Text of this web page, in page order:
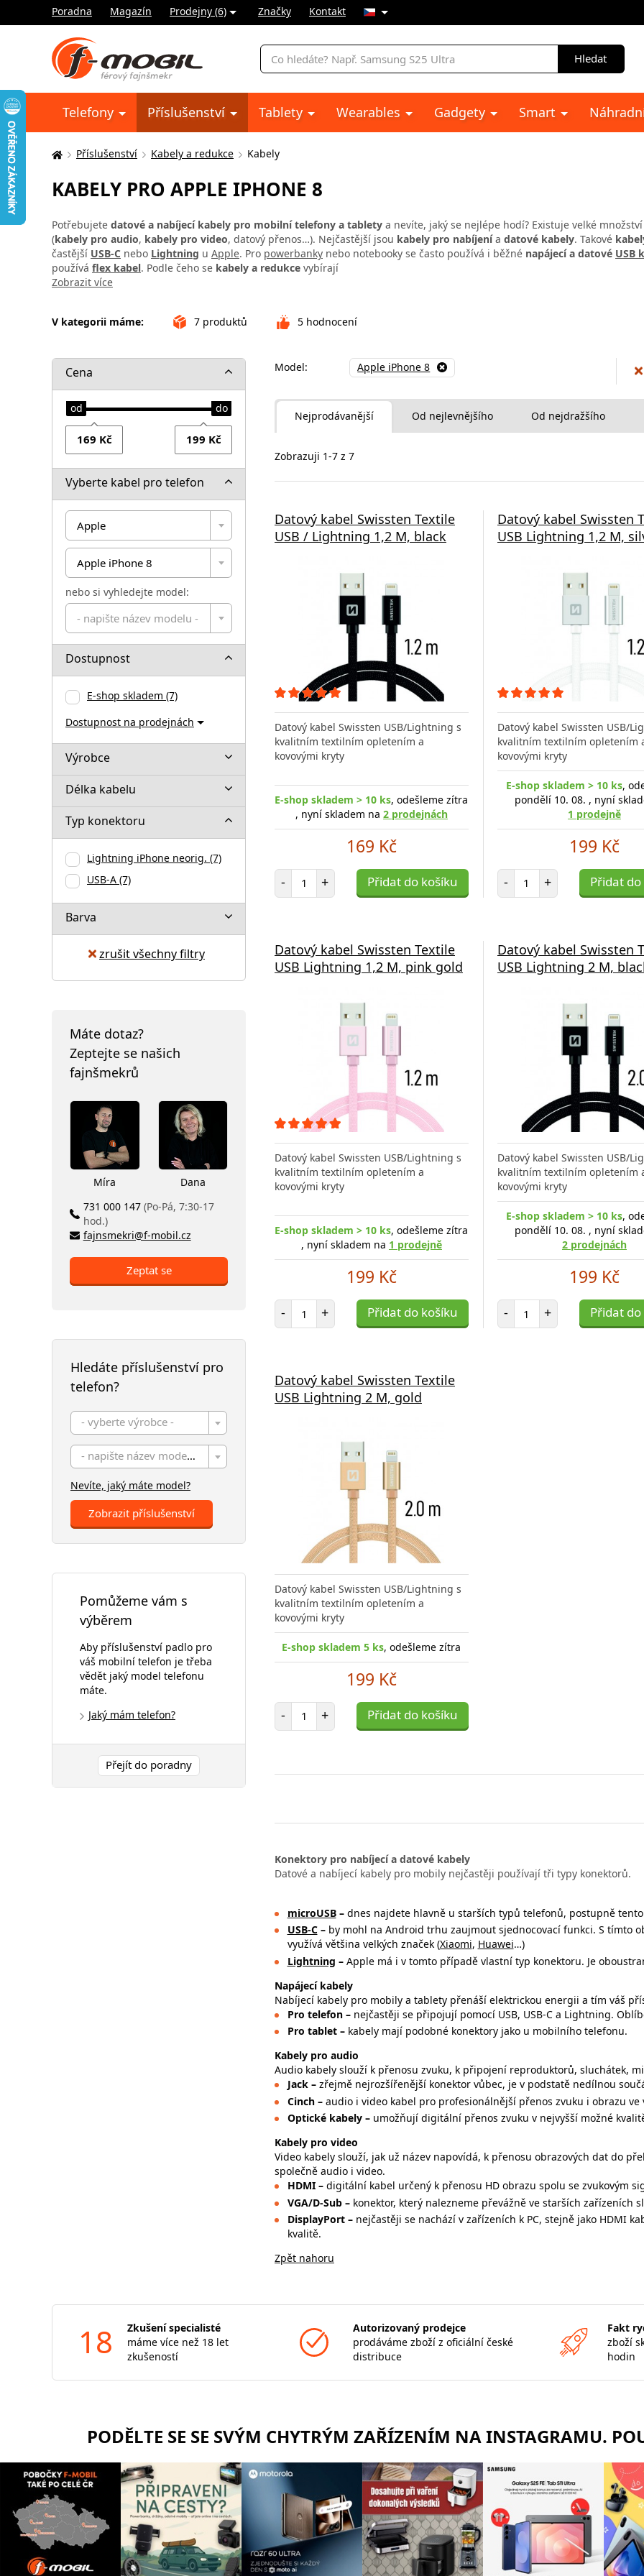
Poradna Magazín Prodejny (6) Značky Kontakt
Vyhledávání
Hledat
Telefony Příslušenství Tablety Wearables Gadgety Smart
Zde
nacházíte:
Příslušenství Kabely a redukce Kabely
KABELY PRO APPLE IPHONE 8
Potřebujete datové a nabíjecí kabely pro mobilní telefony a tablety a nevíte, jaký se nejlépe hodí? Existuje velké
(kabely pro audio, kabely pro video, datový přenos…). Nejčastější jsou kabely pro nabíjenía datové kabely. Takové
častější USB-C nebo Lightning u Apple. Pro powerbanky nebo notebooky se často používá i běžné napájecí a datové USB
používá flex kabel. Podle čeho se kabely a redukce vybírají
Zobrazit více
V kategorii máme: 7 produktů 5 hodnocení
Cena
Vyberte kabel pro telefon
Apple
Apple iPhone 8
nebo si vyhledejte model:
- napište název modelu -
Dostupnost
E-shop skladem (7)
Dostupnost na prodejnách
Výrobce
Délka kabelu
Typ konektoru
Lightning iPhone neorig. (7)
USB-A (7)
Barva
zrušit všechny filtry
Máte dotaz?
Zeptejte se našich
fajnšmekrů
Míra
Dana
731 000 147 (Po-Pá, 7:30-17
hod.)
fajnsmekri@f-mobil.cz
Zeptat se
Hledáte příslušenství pro
telefon?
- vyberte výrobce -
- napište název modelu -
Nevíte, jaký máte model?
Zobrazit příslušenství
Pomůžeme vám s
výběrem
Aby příslušenství padlo pro
váš mobilní telefon je třeba
vědět jaký model telefonu
máte.
Jaký mám telefon?
Přejít do poradny
Model: Apple iPhone 8
Nejprodávanější Od nejlevnějšího Od nejdražšího
Zobrazuji 1-7 z 7
Datový kabel Swissten Textile
USB / Lightning 1,2 M, black
Datový kabel Swissten USB/Lightning s
kvalitním textilním opletením a
kovovými kryty
E-shop skladem > 10 ks, odešleme zítra
, nyní skladem na 2 prodejnách
169 Kč
- Počet položek
+ Přidat do košíku
Datový kabel Swissten
USB Lightning 1,2 M,
Datový kabel Swissten USB/
kvalitním textilním opletením
kovovými kryty
E-shop skladem > 10 ks,
pondělí 10. 08. , nyní
1 prodejně
199 Kč
- Počet položek
+ Přidat
Datový kabel Swissten Textile
USB Lightning 1,2 M, pink gold
Datový kabel Swissten USB/Lightning s
kvalitním textilním opletením a
kovovými kryty
E-shop skladem > 10 ks, odešleme zítra
, nyní skladem na 1 prodejně
199 Kč
- Počet položek
+ Přidat do košíku
Datový kabel Swissten
USB Lightning 2 M,
Datový kabel Swissten USB/
kvalitním textilním opletením
kovovými kryty
E-shop skladem > 10 ks,
pondělí 10. 08. , nyní
2 prodejnách
199 Kč
- Počet položek
+ Přidat
Datový kabel Swissten Textile
USB Lightning 2 M, gold
Datový kabel Swissten USB/Lightning s
kvalitním textilním opletením a
kovovými kryty
E-shop skladem 5 ks, odešleme zítra
199 Kč
- Počet položek
+ Přidat do košíku
Konektory pro nabíjecí a datové kabely
Datové a nabíjecí kabely pro mobily nejčastěji používají tři typy konektorů.
microUSB – dnes najdete hlavně u starších typů telefonů, postupně
USB-C– by mohl na Android trhu zaujmout sjednocovací funkci. S tímto
využívá většina velkých značek (Xiaomi, Huawei…)
Lightning – Apple má i v tomto případě vlastní typ konektoru. Je
Napájecí kabely
Nabíjecí kabely pro mobily a tablety přenáší elektrickou energii a tím váš
Pro telefon – nejčastěji se připojují pomocí USB, USB-C a Lightning.
Pro tablet –kabely mají podobné konektory jako u mobilního telefonu.
Kabely pro audio
Audio kabely slouží k přenosu zvuku, k připojení reproduktorů, sluchátek,
Jack – zřejmě nejrozšířenější konektor vůbec, je v podstatě nedílnou
Cinch –audio i video kabel pro profesionálnější přenos zvuku i obrazu ve
Optické kabely –umožňují digitální přenos zvuku v nejvyšší možné
Kabely pro video
Video kabely slouží, jak už název napovídá, k přenosu obrazových dat do
společně audio i video.
HDMI – digitální kabel určený k přenosu HD obrazu spolu se zvukovým
VGA/D-Sub – konektor, který nalezneme převážně ve starších zařízeních
DisplayPort –nejčastěji se nachází v zařízeních k PC, stejně jako HDMI
kvalitě.
Zpět nahoru
18
Zkušení specialisté
máme více než 18 let
zkušeností
Autorizovaný prodejce
prodáváme zboží z oficiální české
distribuce
Fakt
zboží
hodin
PODĚLTE SE SE SVÝM CHYTRÝM ZAŘÍZENÍM NA INSTAGRAMU.